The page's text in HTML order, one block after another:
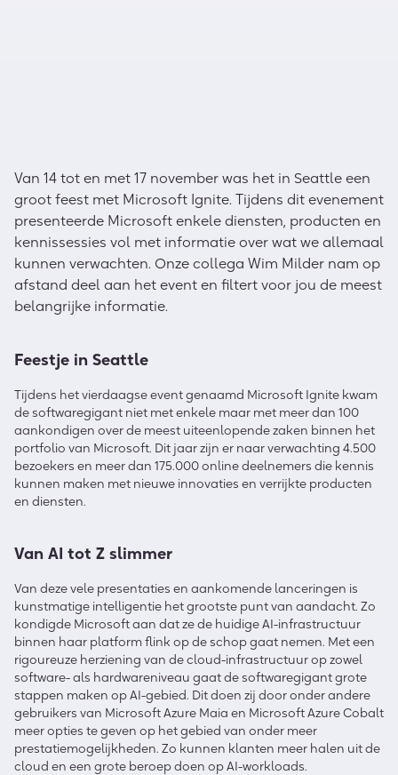
Van 14 tot en met 17 november was het in Seattle een
groot feest met Microsoft Ignite. Tijdens dit evenement
presenteerde Microsoft enkele diensten, producten en
kennissessies vol met informatie over wat we allemaal
kunnen verwachten. Onze collega Wim Milder nam op
afstand deel aan het event en filtert voor jou de meest
belangrijke informatie.
Feestje in Seattle
Tijdens het vierdaagse event genaamd Microsoft Ignite kwam
de softwaregigant niet met enkele maar met meer dan 100
aankondigen over de meest uiteenlopende zaken binnen het
portfolio van Microsoft. Dit jaar zijn er naar verwachting 4.500
bezoekers en meer dan 175.000 online deelnemers die kennis
kunnen maken met nieuwe innovaties en verrijkte producten
en diensten.
Van AI tot Z slimmer
Van deze vele presentaties en aankomende lanceringen is
kunstmatige intelligentie het grootste punt van aandacht. Zo
kondigde Microsoft aan dat ze de huidige AI-infrastructuur
binnen haar platform flink op de schop gaat nemen. Met een
rigoureuze herziening van de cloud-infrastructuur op zowel
software- als hardwareniveau gaat de softwaregigant grote
stappen maken op AI-gebied. Dit doen zij door onder andere
gebruikers van Microsoft Azure Maia en Microsoft Azure Cobalt
meer opties te geven op het gebied van onder meer
prestatiemogelijkheden. Zo kunnen klanten meer halen uit de
cloud en een grote beroep doen op AI-workloads.